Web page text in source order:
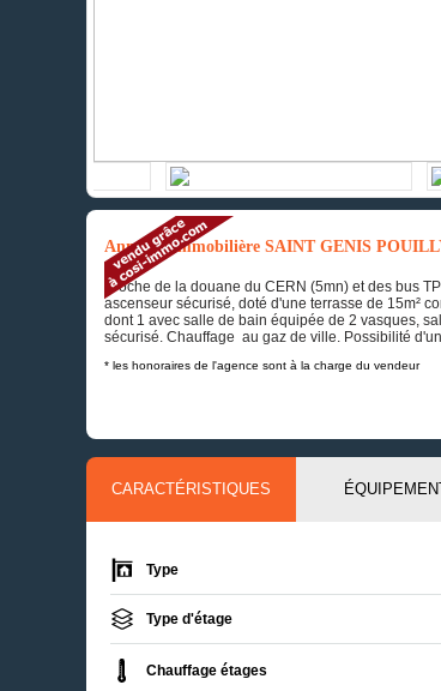
Annonce immobilière SAINT GENIS
Proche de la douane du CERN (5mn) et des bus
ascenseur sécurisé, doté d'une terrasse de 15m²
dont 1 avec salle de bain équipée de 2 vasques,
sécurisé. Chauffage au gaz de ville. Possibilité
* les honoraires de l'agence sont à la charge du vendeur
CARACTÉRISTIQUES
Type
Type d'étage
Chauffage étages